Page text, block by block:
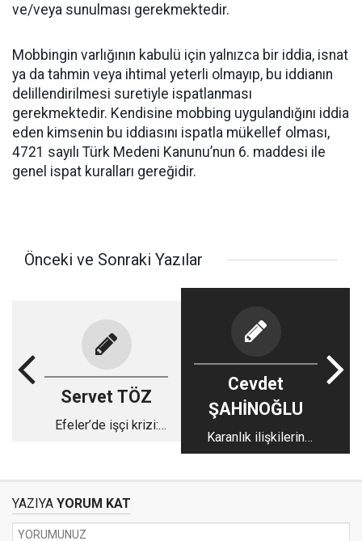
ve/veya sunulması gerekmektedir.
Mobbingin varlığının kabulü için yalnızca bir iddia, isnat
ya da tahmin veya ihtimal yeterli olmayıp, bu iddianın
delillendirilmesi suretiyle ispatlanması
gerekmektedir. Kendisine mobbing uygulandığını iddia
eden kimsenin bu iddiasını ispatla mükellef olması,
4721 sayılı Türk Medeni Kanunu’nun 6. maddesi ile
genel ispat kuralları gereğidir.
Önceki ve Sonraki Yazılar
Servet TÖZ
Efeler’de işçi krizi:
Cevdet
ŞAHİNOĞLU
Karanlık ilişkilerin
perde arkası: Ergün
YAZIYA YORUM KAT